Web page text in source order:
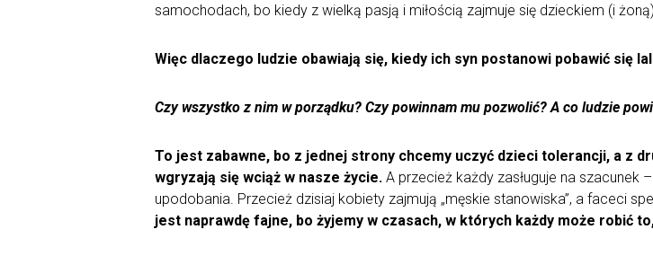
samochodach, bo kiedy z wielką pasją i miłością zajmuje się dzieckiem (i
Więc dlaczego ludzie obawiają się, kiedy ich syn postanowi pobawić się
Czy wszystko z nim w porządku? Czy powinnam mu pozwolić? A co ludzie
To jest zabawne, bo z jednej strony chcemy uczyć dzieci tolerancji, a z
wgryzają się wciąż w nasze życie. A przecież każdy zasługuje na szacunek
upodobania. Przecież dzisiaj kobiety zajmują „męskie stanowiska”, a faceci
jest naprawdę fajne, bo żyjemy w czasach, w których każdy może robić